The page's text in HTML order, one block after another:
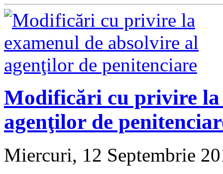
Modificări cu privire la
agenţilor de
Miercuri, 12 Septembrie